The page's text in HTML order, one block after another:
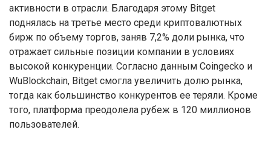
активности в отрасли. Благодаря этому Bitget
поднялась на третье место среди криптовалютных
бирж по объему торгов, заняв 7,2% доли рынка, что
отражает сильные позиции компании в условиях
высокой конкуренции. Согласно данным Coingecko и
WuBlockchain, Bitget смогла увеличить долю рынка,
тогда как большинство конкурентов ее теряли. Кроме
того, платформа преодолела рубеж в 120 миллионов
пользователей.